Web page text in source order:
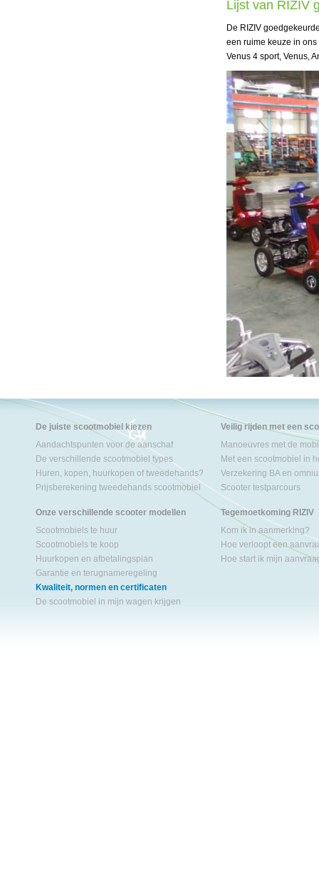
Lijst van RIZIV
De RIZIV
een ruime keuze in
Venus 4 sport, Venus,
De juiste scootmobiel kiezen
Aandachtspunten voor de aanschaf
De verschillende scootmobiel types
Huren, kopen, huurkopen of tweedehands?
Prijsberekening tweedehands scootmobiel
Onze verschillende scooter modellen
Scootmobiels te huur
Scootmobiels te koop
Huurkopen en afbetalingsplan
Garantie en terugnameregeling
Kwaliteit, normen en certificaten
De scootmobiel in mijn wagen krijgen
Veilig rijden met een
Manoeuvres met de
Met een scootmobiel in
Verzekering BA en
Scooter testparcours
Tegemoetkoming RIZIV
Kom ik in aanmerking?
Hoe verloopt een
Hoe start ik mijn